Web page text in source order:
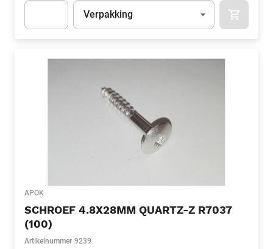
Eenheid
Verpakking
APOK
SCHROEF 4.8X28MM QUARTZ-Z R7037
(100)
Artikelnummer 9239